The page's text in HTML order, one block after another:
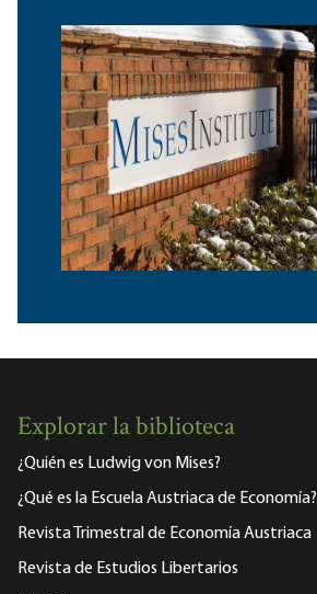
Explorar la biblioteca
¿Quién es Ludwig von Mises?
¿Qué es la Escuela Austriaca de Economía?
Revista Trimestral de Economía Austriaca
Revista de Estudios Libertarios